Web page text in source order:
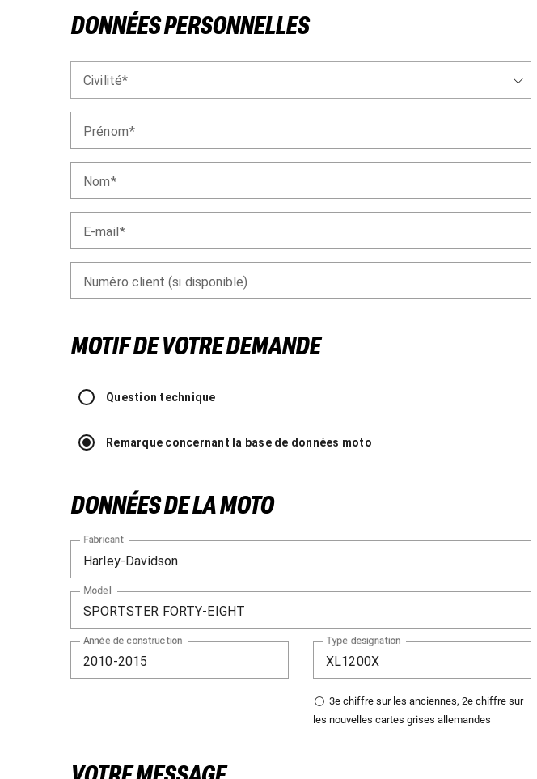
DONNÉES PERSONNELLES
Civilité
Prénom
Nom
E-mail
Numéro client (si disponible)
MOTIF DE VOTRE DEMANDE
Question technique
Remarque concernant la base de données moto
DONNÉES DE LA MOTO
Fabricant
Model
Année de construction Type designation
3e chiffre sur les anciennes, 2e chiffre sur
les nouvelles cartes grises allemandes